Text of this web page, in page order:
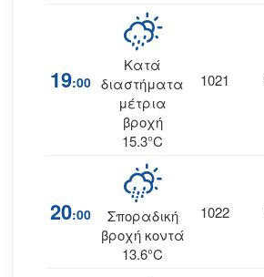
19:00
Κατά
διαστήματα
μέτρια
βροχή
15.3°C
1021
20:00
Σποραδική
βροχή κοντά
13.6°C
1022